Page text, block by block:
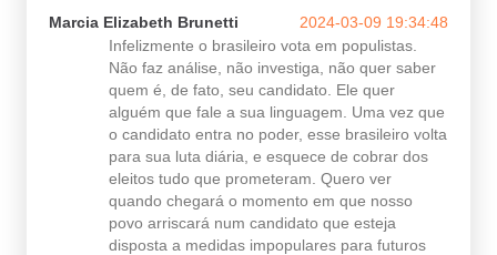
Marcia Elizabeth Brunetti
2024-03-09 19:34:48
Infelizmente o brasileiro vota em populistas.
Não faz análise, não investiga, não quer saber
quem é, de fato, seu candidato. Ele quer
alguém que fale a sua linguagem. Uma vez que
o candidato entra no poder, esse brasileiro volta
para sua luta diária, e esquece de cobrar dos
eleitos tudo que prometeram. Quero ver
quando chegará o momento em que nosso
povo arriscará num candidato que esteja
disposta a medidas impopulares para futuros